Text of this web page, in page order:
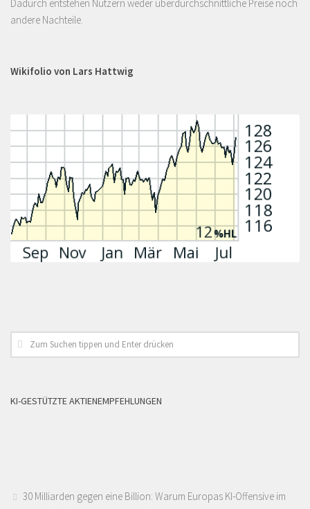
Dadurch entstehen Nutzern weder überdurchschnittliche Preise noch
andere Nachteile.
Wikifolio von Lars Hattwig
KI-GESTÜTZTE AKTIENEMPFEHLUNGEN
30 Milliarden gegen eine Billion: Warum Europas KI-Offensive im